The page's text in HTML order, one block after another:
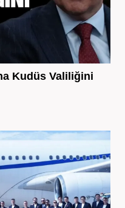
Kudüs Valiliğini